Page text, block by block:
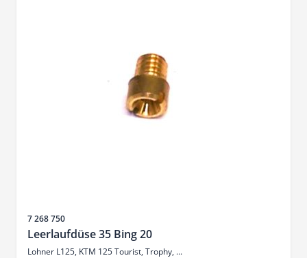
Artikelnr.
7 268 750
Leerlaufdüse 35 Bing 20
Lohner L125, KTM 125 Tourist, Trophy, ...